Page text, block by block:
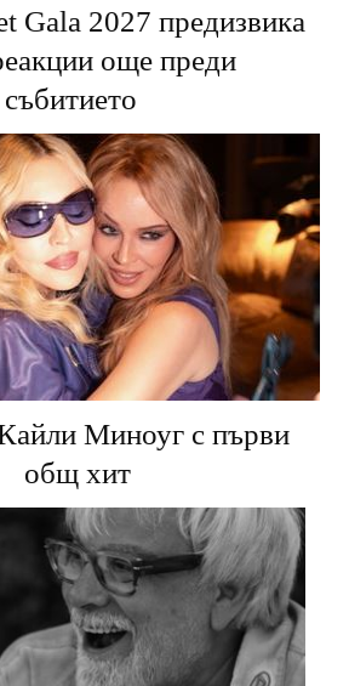
Gala 2027 предизвика
още преди
събитието
Миноуг с първи
общ хит